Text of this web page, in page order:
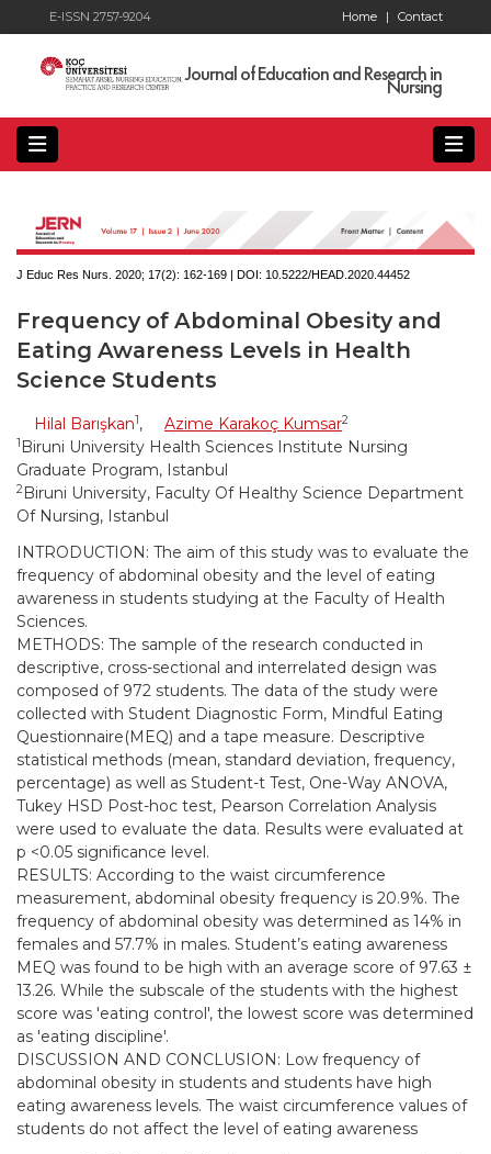
E-ISSN 2757-9204 Contact
Home |
Journal of Education and Research in
Nursing
J Educ Res Nurs. 2020; 17(2): 162-169 | DOI: 10.5222/HEAD.2020.44452
Frequency of Abdominal Obesity and
Eating Awareness Levels in Health
Science Students
Hilal Barışkan1, Azime Karakoç Kumsar2
1 Biruni University Health Sciences Institute Nursing
Graduate Program, Istanbul
2Biruni University, Faculty Of Healthy Science Department
Of Nursing, Istanbul
INTRODUCTION: The aim of this study was to evaluate the
frequency of abdominal obesity and the level of eating
awareness in students studying at the Faculty of Health
Sciences.
METHODS: The sample of the research conducted in
descriptive, cross-sectional and interrelated design was
composed of 972 students. The data of the study were
collected with Student Diagnostic Form, Mindful Eating
Questionnaire(MEQ) and a tape measure. Descriptive
statistical methods (mean, standard deviation, frequency,
percentage) as well as Student-t Test, One-Way ANOVA,
Tukey HSD Post-hoc test, Pearson Correlation Analysis
were used to evaluate the data. Results were evaluated at
p <0.05 significance level.
RESULTS: According to the waist circumference
measurement, abdominal obesity frequency is 20.9%. The
frequency of abdominal obesity was determined as 14% in
females and 57.7% in males. Student’s eating awareness
MEQ was found to be high with an average score of 97.63 ±
13.26. While the subscale of the students with the highest
score was 'eating control', the lowest score was determined
as 'eating discipline'.
DISCUSSION AND CONCLUSION: Low frequency of
abdominal obesity in students and students have high
eating awareness levels. The waist circumference values of
students do not affect the level of eating awareness